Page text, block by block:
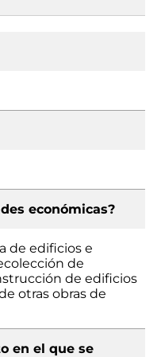
económicas?
de edificios e
de
de edificios
otras obras de
en el que se